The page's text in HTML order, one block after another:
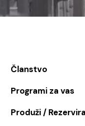
Članstvo
Programi za vas
Produži /